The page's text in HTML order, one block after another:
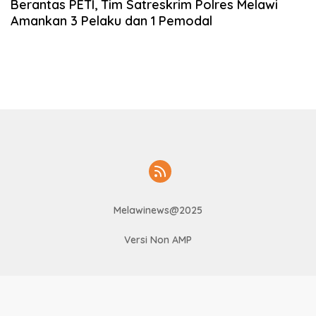
Berantas PETI, Tim Satreskrim Polres Melawi
Amankan 3 Pelaku dan 1 Pemodal
Melawinews@2025
Versi Non AMP